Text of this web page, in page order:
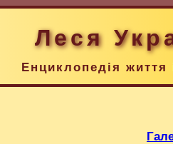
Леся
Енциклопедія життя